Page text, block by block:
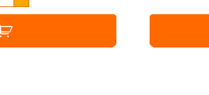
Menge